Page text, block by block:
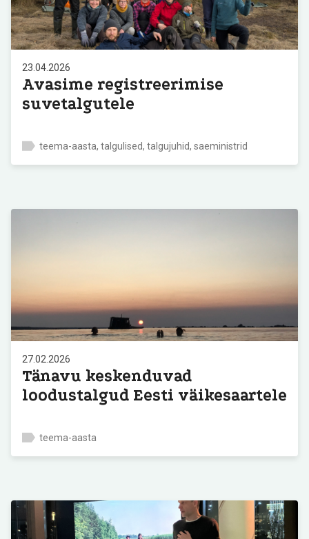
23.04.2026
Avasime registreerimise
suvetalgutele
teema-aasta, talgulised, talgujuhid, saeministrid
27.02.2026
Tänavu keskenduvad
loodustalgud Eesti väikesaartele
teema-aasta